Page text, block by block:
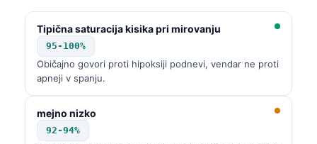
Tipična saturacija kisika pri mirovanju
95-100%
Običajno govori proti hipoksiji podnevi, vendar ne proti
apneji v spanju.
mejno nizko
92-94%
Eesti
日本語
Čeština
ქართული
Русский